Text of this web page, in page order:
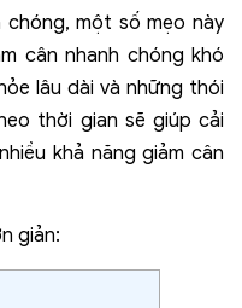
chóng, một số mẹo này
cân nhanh chóng khó
lâu dài và những thói
thời gian sẽ giúp cải
khả năng giảm cân
giản: